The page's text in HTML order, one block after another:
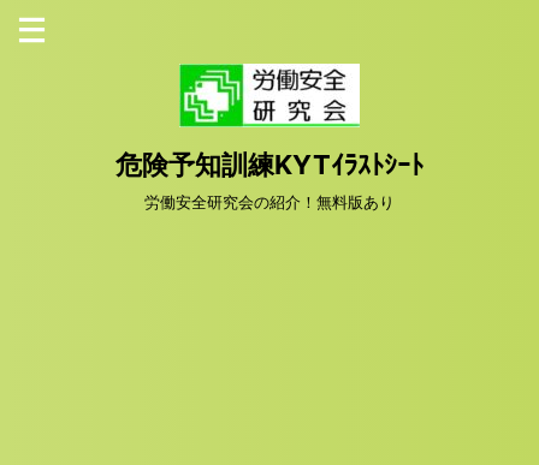
危険予知訓練KYTｲﾗｽﾄｼｰﾄ
労働安全研究会の紹介！無料版あり